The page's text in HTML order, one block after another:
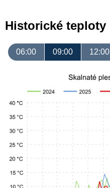
Historické teploty
06:00 09:00 12:00